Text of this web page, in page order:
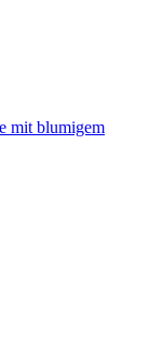
mit blumigem